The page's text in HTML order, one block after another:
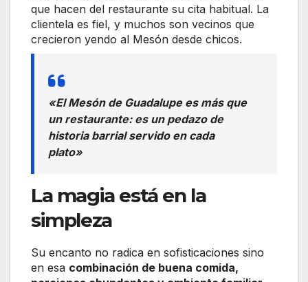
que hacen del restaurante su cita habitual. La
clientela es fiel, y muchos son vecinos que
crecieron yendo al Mesón desde chicos.
«El Mesón de Guadalupe es más que
un restaurante: es un pedazo de
historia barrial servido en cada
plato»
La magia está en la
simpleza
Su encanto no radica en sofisticaciones sino
en esa combinación de buena comida,